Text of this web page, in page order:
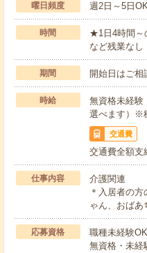
曜日頻度 週2日～5日
時間
★1日4時間～
など残業な
期間 開始日はご
時給
無資格未経
選べます）※
交通費
交通費全額
仕事内容
介護関連
＊入居者の
ゃん、おば
応募資格
職種未経験
無資格・未